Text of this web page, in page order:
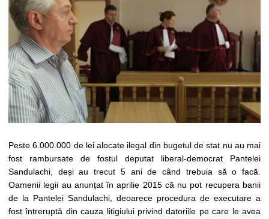
Peste 6.000.000 de lei alocate ilegal din bugetul de stat nu au mai
fost rambursate de fostul deputat liberal-democrat Pantelei
Sandulachi, deși au trecut 5 ani de când trebuia să o facă.
Oamenii legii au anunțat în aprilie 2015 că nu pot recupera banii
de la Pantelei Sandulachi, deoarece procedura de executare a
fost întreruptă din cauza litigiului privind datoriile pe care le avea